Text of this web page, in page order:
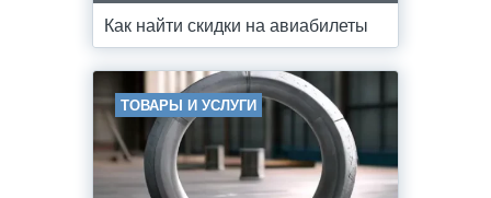
Как найти скидки на авиабилеты
ТОВАРЫ И УСЛУГИ